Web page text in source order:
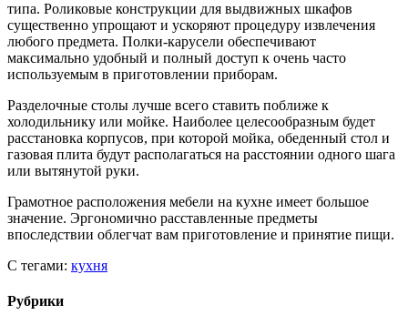
типа. Роликовые конструкции для выдвижных шкафов
существенно упрощают и ускоряют процедуру извлечения
любого предмета. Полки-карусели обеспечивают
максимально удобный и полный доступ к очень часто
используемым в приготовлении приборам.
Разделочные столы лучше всего ставить поближе к
холодильнику или мойке. Наиболее целесообразным будет
расстановка корпусов, при которой мойка, обеденный стол и
газовая плита будут располагаться на расстоянии одного шага
или вытянутой руки.
Грамотное расположения мебели на кухне имеет большое
значение. Эргономично расставленные предметы
впоследствии облегчат вам приготовление и принятие пищи.
С тегами: кухня
Рубрики